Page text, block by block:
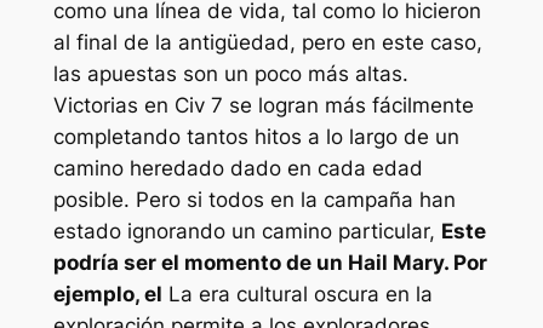
como una línea de vida, tal como lo hicieron
al final de la antigüedad, pero en este caso,
las apuestas son un poco más altas.
Victorias en Civ 7 se logran más fácilmente
completando tantos hitos a lo largo de un
camino heredado dado en cada edad
posible. Pero si todos en la campaña han
estado ignorando un camino particular, Este
podría ser el momento de un Hail Mary. Por
ejemplo, el La era cultural oscura en la